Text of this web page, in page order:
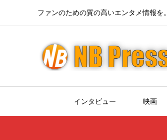
ファンのための質の高いエンタメ情報を。
インタビュー 映画